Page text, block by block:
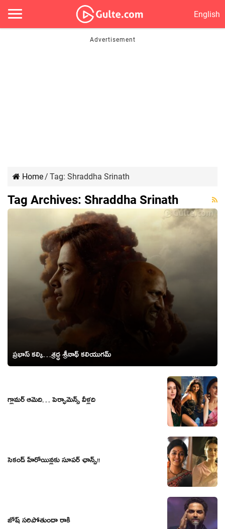
English
Home/ Tag: Shraddha Srinath
Tag Archives: Shraddha Srinath
ప్రభాస్ కల్కి…శ్రద్ధ శ్రీనాథ్ కలియుగమ్
గ్లామర్ ఆమెది… పెర్ఫామెన్స్ వీళ్లది
సెకండ్ హీరోయిన్లకు సూపర్ ఛాన్స్!!
జోష్ సరిపోతుందా రాకీ